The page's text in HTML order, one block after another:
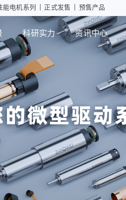
能电机系列 正式发售 预售产品
系列
系列
系列
系列
MD版本
ZWMD Φ3.4mm系列
ZWMD Φ4.3mm系列
ZWMD Φ6mm系列
ZWMD Φ8mm系列
工业自动化
高性能电机应用
科研实力
智能制造 检测能力
资讯中心
行业资讯 常见问题
J9直营网